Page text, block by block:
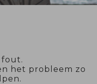
fout.
het probleem zo